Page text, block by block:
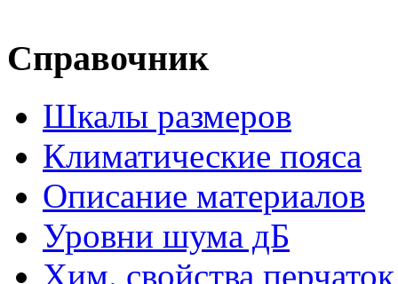
Справочник
Шкалы размеров
Климатические пояса
Описание материалов
Уровни шума дБ
Хим. свойства перчаток